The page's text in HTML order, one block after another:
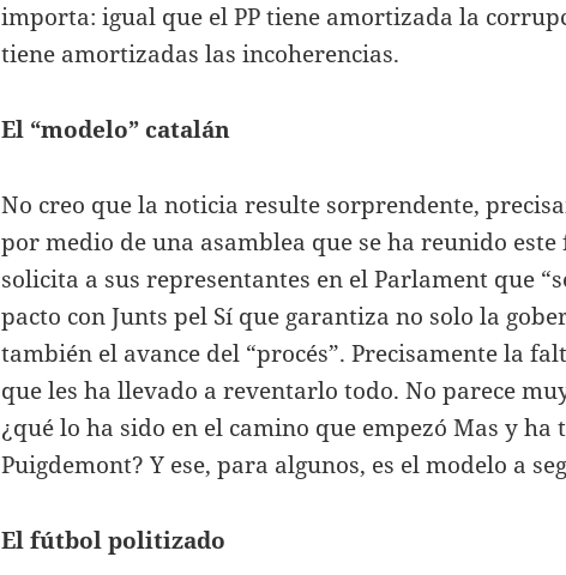
importa: igual que el PP tiene amortizada la
tiene amortizadas las incoherencias.
El “modelo” catalán
No creo que la noticia resulte sorprendente,
por medio de una asamblea que se ha reunido este
solicita a sus representantes en el Parlament que
pacto con Junts pel Sí que garantiza no solo la
también el avance del “procés”. Precisamente la
que les ha llevado a reventarlo todo. No parece
¿qué lo ha sido en el camino que empezó Mas y ha
Puigdemont? Y ese, para algunos, es el modelo a
El fútbol politizado